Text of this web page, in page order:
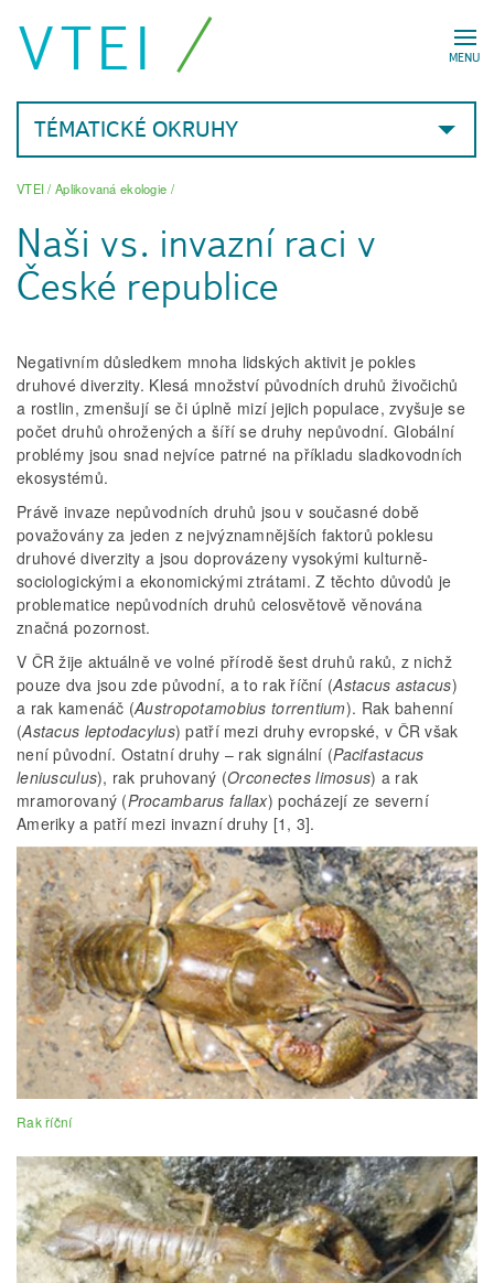
MENU
VTEI
TÉMATICKÉ OKRUHY
VTEI/ Aplikovaná ekologie /
Naši vs. invazní raci v
České republice
Negativním důsledkem mnoha lidských aktivit je pokles
druhové diverzity. Klesá množství původních druhů živočichů
a rostlin, zmenšují se či úplně mizí jejich populace, zvyšuje se
počet druhů ohrožených a šíří se druhy nepůvodní. Globální
problémy jsou snad nejvíce patrné na příkladu sladkovodních
ekosystémů.
Právě invaze nepůvodních druhů jsou v současné době
považovány za jeden z nejvýznamnějších faktorů poklesu
druhové diverzity a jsou doprovázeny vysokými kulturně-
sociologickými a ekonomickými ztrátami. Z těchto důvodů je
problematice nepůvodních druhů celosvětově věnována
značná pozornost.
V ČR žije aktuálně ve volné přírodě šest druhů raků, z nichž
pouze dva jsou zde původní, a to rak říční (Astacus astacus)
a rak kamenáč (Austropotamobius torrentium). Rak bahenní
(Astacus leptodacylus) patří mezi druhy evropské, v ČR však
není původní. Ostatní druhy – rak signální (Pacifastacus
leniusculus), rak pruhovaný (Orconectes limosus) a rak
mramorovaný (Procambarus fallax) pocházejí ze severní
Ameriky a patří mezi invazní druhy [1, 3].
Rak říční